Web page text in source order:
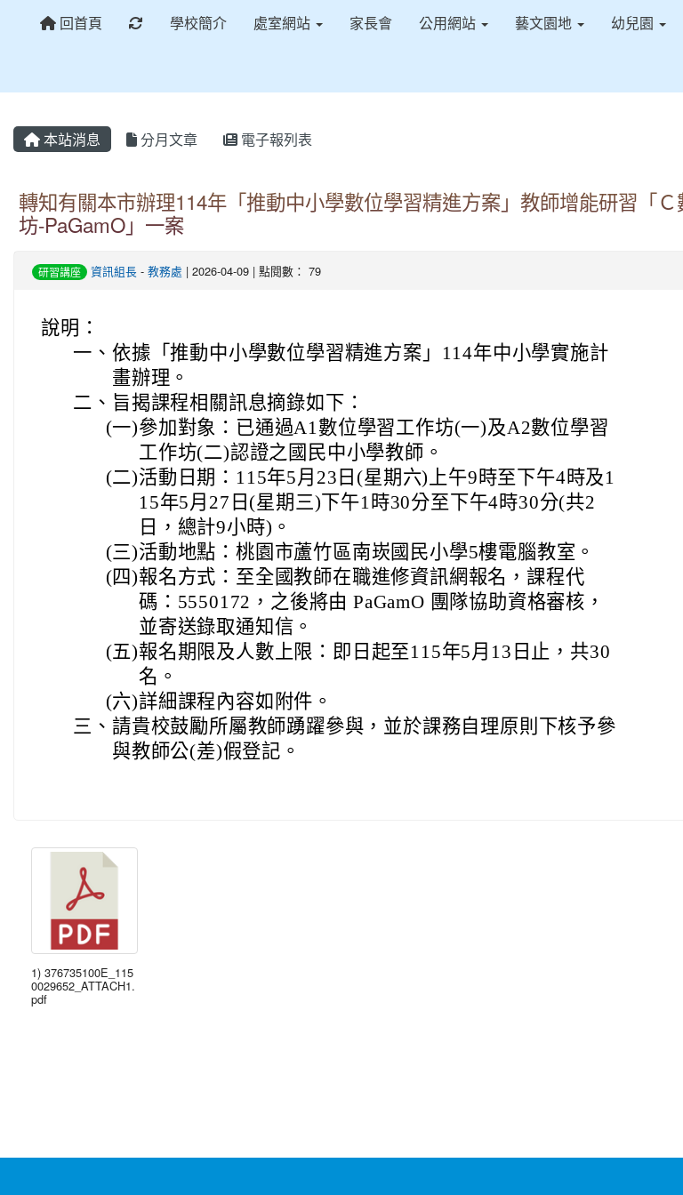
回首頁 重新取得佈景設定
學校簡介 處室網站 家長會 公用網站 藝文園地 幼兒園
本站消息 分月文章 電子報列表
轉知有關本市辦理114年「推動中小學數位學習精進方案」教師增能研習「
坊-PaGamO」一案
研習講座 資訊組長 - 教務處 | 2026-04-09 | 點閱數： 79
說明：
一、 依據「推動中小學數位學習精進方案」114年中小學實施計
畫辦理。
二、 旨揭課程相關訊息摘錄如下：
(一)參加對象：已通過A1數位學習工作坊(一)及A2數位學習
工作坊(二)認證之國民中小學教師。
(二)活動日期：115年5月23日(星期六)上午9時至下午4時及1
15年5月27日(星期三)下午1時30分至下午4時30分(共2
日，總計9小時)。
(三)活動地點：桃園市蘆竹區南崁國民小學5樓電腦教室。
(四)報名方式：至全國教師在職進修資訊網報名，課程代
碼：5550172，之後將由 PaGamO 團隊協助資格審核，
並寄送錄取通知信。
(五)報名期限及人數上限：即日起至115年5月13日止，共30
名。
(六)詳細課程內容如附件。
三、 請貴校鼓勵所屬教師踴躍參與，並於課務自理原則下核予參
與教師公(差)假登記。
1) 376735100E_115
0029652_ATTACH1.
pdf